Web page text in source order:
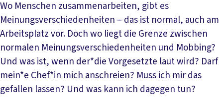
Wo Menschen zusammenarbeiten, gibt es
Meinungsverschiedenheiten – das ist normal, auch am
Arbeitsplatz vor. Doch wo liegt die Grenze zwischen
normalen Meinungsverschiedenheiten und Mobbing?
Und was ist, wenn der*die Vorgesetzte laut wird? Darf
mein*e Chef*in mich anschreien? Muss ich mir das
gefallen lassen? Und was kann ich dagegen tun?